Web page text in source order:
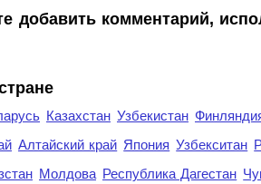
добавить комментарий,
Казахстан Узбекистан
Алтайский край Япония Узбекситан
Молдова Республика Дагестан